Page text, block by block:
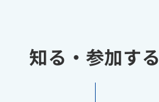
知る・参加する